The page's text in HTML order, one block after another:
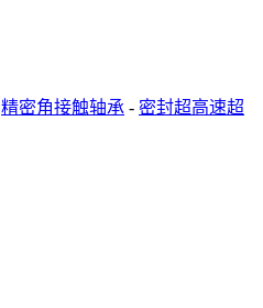
精密角接触轴承 - 密封超高速超